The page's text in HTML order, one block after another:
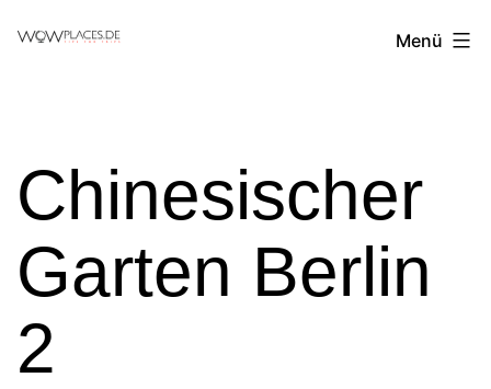
Reiseblog
Menü
Chinesischer
Garten Berlin
2